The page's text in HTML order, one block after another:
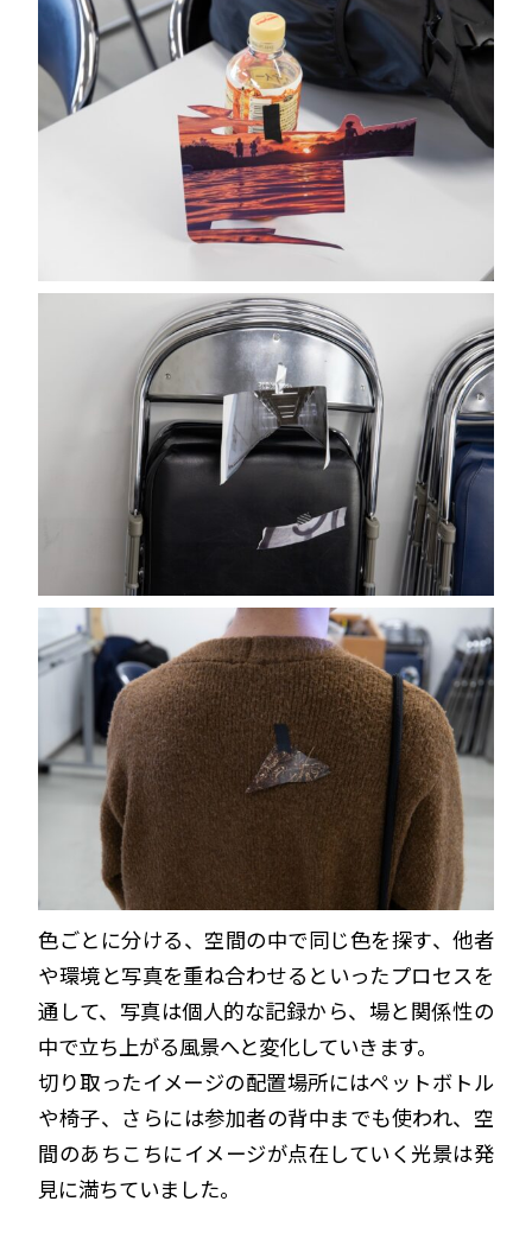
色ごとに分ける、空間の中で同じ色を探す、他者
や環境と写真を重ね合わせるといったプロセスを
通して、写真は個人的な記録から、場と関係性の
中で立ち上がる風景へと変化していきます。
切り取ったイメージの配置場所にはペットボトル
や椅子、さらには参加者の背中までも使われ、空
間のあちこちにイメージが点在していく光景は発
見に満ちていました。